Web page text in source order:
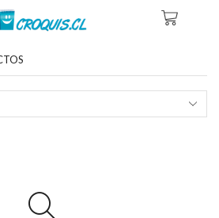
Etiquetados “el Mejor Afiche De Dua Tipa”